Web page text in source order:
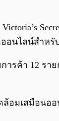
อนไลน์สำหรั
ารค้า 12 รา
ล้อมเสมือน